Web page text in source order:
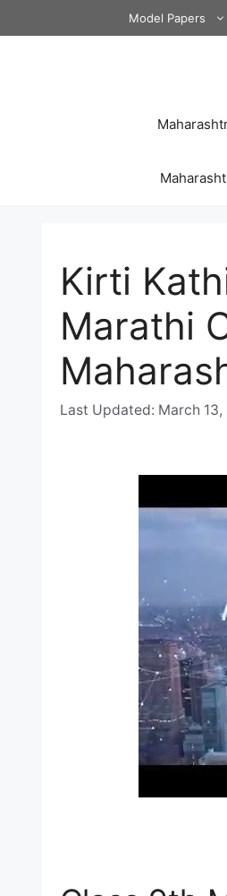
to
Model Papers
Kirti
Marathi
March